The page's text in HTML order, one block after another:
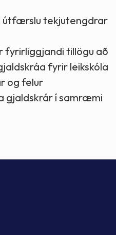
útfærslu tekjutengdrar
fyrirliggjandi tillögu að
fyrir leikskóla
og felur
gjaldskrár í samræmi